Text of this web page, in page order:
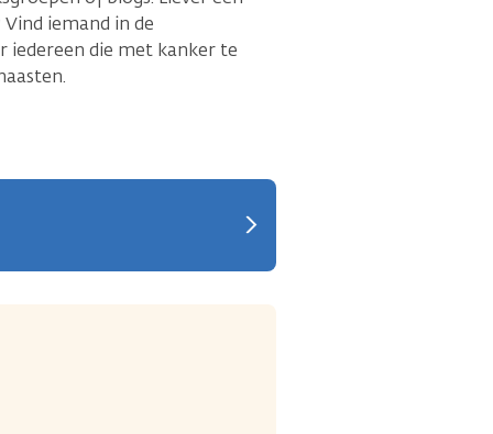
iemand in de
iedereen die met kanker te